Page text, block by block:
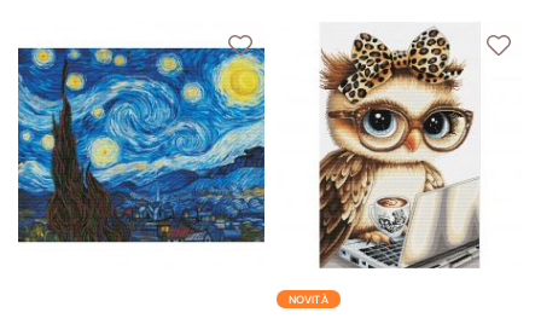
NOVITÀ